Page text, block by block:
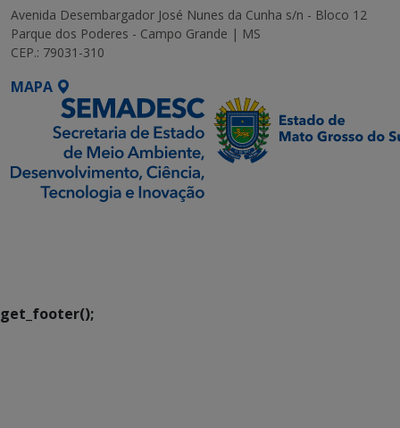
Avenida Desembargador José Nunes da Cunha s/n - Bloco 12
Parque dos Poderes - Campo Grande | MS
CEP.: 79031-310
MAPA
get_footer();